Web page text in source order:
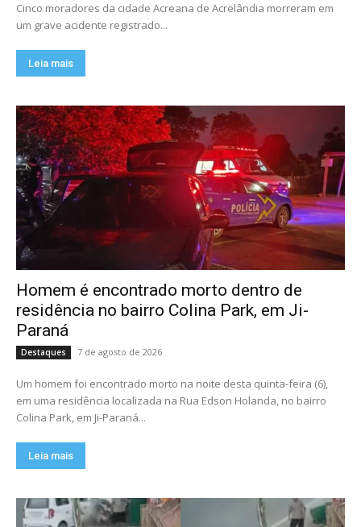
Cinco moradores da cidade Acreana de Acrelândia morreram em
um grave acidente registrado...
Leia mais
Homem é encontrado morto dentro de
residência no bairro Colina Park, em Ji-
Paraná
Destaques 7 de agosto de 2026
Um homem foi encontrado morto na noite desta quinta-feira (6),
em uma residência localizada na Rua Edson Holanda, no bairro
Colina Park, em Ji-Paraná...
Leia mais